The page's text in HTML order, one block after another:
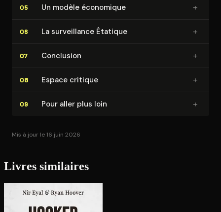
05 Un modèle économique +
06 La sur­veillance Étatique +
07 Conclusion +
08 Espace critique +
09 Pour aller plus loin +
Mis à jour le 16 juin 2026
Livres similaires